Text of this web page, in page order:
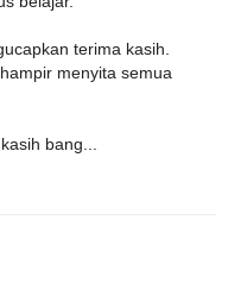
terima kasih.
menyita semua
bang...